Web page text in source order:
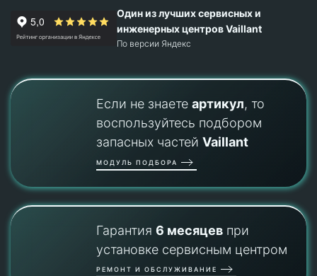
Один из лучших сервисных и
инженерных центров Vaillant
По версии Яндекс
Если не знаете артикул, то
воспользуйтесь подбором
запасных частей Vaillant
МОДУЛЬ ПОДБОРА
Гарантия 6 месяцевпри
установке сервисным центром
РЕМОНТ И ОБСЛУЖИВАНИЕ